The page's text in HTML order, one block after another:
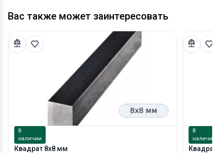
Вас также может заинтересовать
В
наличии
Квадрат 8х8 мм
В
наличии
Квадрат